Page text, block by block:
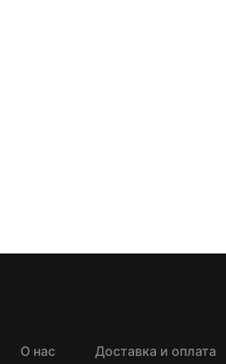
О нас Доставка и оплата